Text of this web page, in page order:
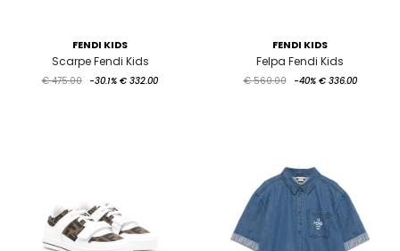
FENDI KIDS
Scarpe Fendi Kids
€ 475.00 -30.1% € 332.00
FENDI KIDS
Felpa Fendi Kids
€ 560.00 -40% € 336.00